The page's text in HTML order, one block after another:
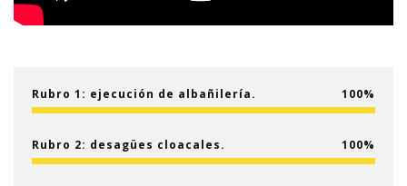
Rubro 1: ejecución de albañilería. 100
Rubro 2: desagües cloacales. 100